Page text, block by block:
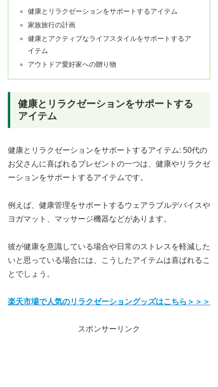
健康とリラクゼーションをサポートするアイテム
家族旅行の計画
健康とアクティブなライフスタイルをサポートするア
イテム
アウトドア愛好家への贈り物
健康とリラクゼーションをサポートする
アイテム
健康とリラクゼーションをサポートするアイテム: 50代の
お父さんに喜ばれるプレゼントの一つは、健康やリラクゼ
ーションをサポートするアイテムです。
例えば、健康管理をサポートするウェアラブルデバイスや
ヨガマット、マッサージ機器などがあります。
彼が健康を意識している場合や日常のストレスを軽減した
いと思っている場合には、こうしたアイテムは喜ばれるこ
とでしょう。
楽天市場で人気のリラクゼーショングッズはこちら＞＞＞
スポンサーリンク